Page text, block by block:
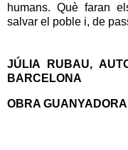
humans. Què faran
salvar el poble i, de
JÚLIA RUBAU,
BARCELONA
OBRA